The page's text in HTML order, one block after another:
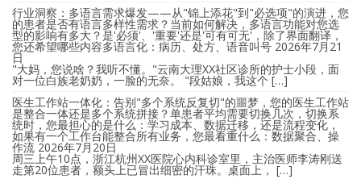
行业洞察：多语言需求爆发——从"锦上添花"到"必选项"的演进，您
的患者是否有语言多样性需求？当前如何解决，多语言功能对您选
型的影响有多大？是'必须'、'重要'还是'可有可无'，除了界面翻译，
您还希望哪些内容多语言化：病历、处方、语音叫号 2026年7月21
日
"大妈，您说啥？我听不懂。"云南大理XX社区诊所的护士小段，面
对一位白族老奶奶，一脸的无奈。 "段姑娘，我这个 […]
医生工作站一体化：告别"多个系统反复切"的噩梦，您的医生工作站
是整合一体还是多个系统拼接？单患者平均需要切换几次，切换系
统时，您最担心的是什么：学习成本、数据迁移，还是流程变化，
如果有一个工作台能整合所有业务，您最看重什么：数据聚合、操
作流 2026年7月20日
周三上午10点，浙江杭州XX医院心内科诊室里，主治医师李涛刚送
走第20位患者，额头上已冒出细密的汗珠。桌面上， […]